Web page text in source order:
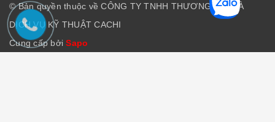
© Bản quyền thuộc về CÔNG TY TNHH THƯƠNG MẠI VÀ
DỊCH VỤ KỸ THUẬT CACHI
Cung cấp bởiSapo